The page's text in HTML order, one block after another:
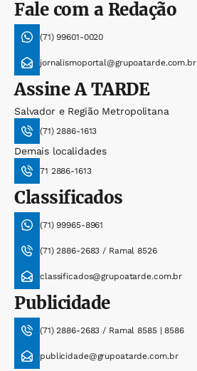
Fale com a Redação
(71) 99601-0020
jornalismoportal@grupoatarde.com.br
AssineA TARDE
Salvador e Região Metropolitana
(71) 2886-1613
Demais localidades
71 2886-1613
Classificados
(71) 99965-8961
(71) 2886-2683 / Ramal 8526
classificados@grupoatarde.com.br
Publicidade
(71) 2886-2683 / Ramal 8585 | 8586
publicidade@grupoatarde.com.br